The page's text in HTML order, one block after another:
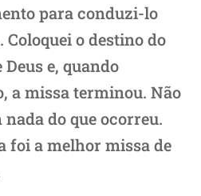
para conduzi-lo
o destino do
e, quando
a missa terminou. Não
do que ocorreu.
foi a melhor missa de